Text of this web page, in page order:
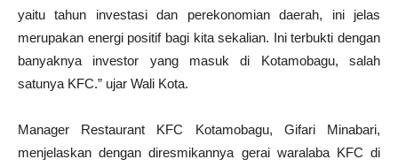
yaitu tahun investasi dan perekonomian daerah, ini jelas
merupakan energi positif bagi kita sekalian. Ini terbukti dengan
banyaknya investor yang masuk di Kotamobagu, salah
satunya KFC.” ujar Wali Kota.
Manager Restaurant KFC Kotamobagu, Gifari Minabari,
menjelaskan dengan diresmikannya gerai waralaba KFC di